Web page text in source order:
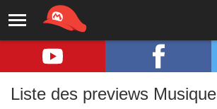
Liste des previews Musique